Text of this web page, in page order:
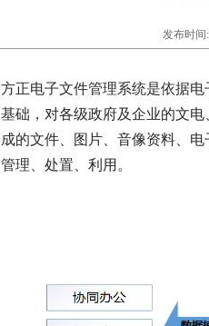
发布时间
方正电子文件管理系统是依据
基础，对各级政府及企业的文
成的文件、图片、音像资料、
管理、处置、利用。